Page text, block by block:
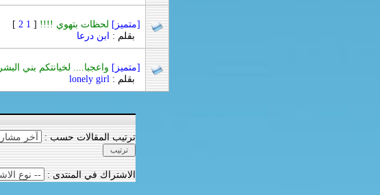
[متميز] لحظات بتهوي !!!! [
1
2
]
بقلم :
ابن درعا
[متميز] واعجبا.... لخيانتكم بني البشر
بقلم :lonely girl
ترتيب المقالات حسب :
الاشتراك في المنتدى :